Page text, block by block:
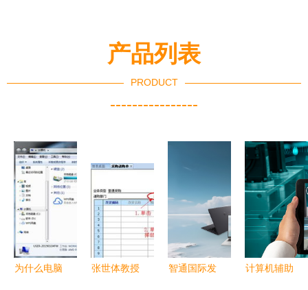
产品列表
PRODUCT
----------------
为什么电脑
张世体教授
智通国际发
计算机辅助